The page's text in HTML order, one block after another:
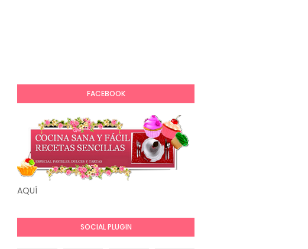
FACEBOOK
AQUÍ
SOCIAL PLUGIN